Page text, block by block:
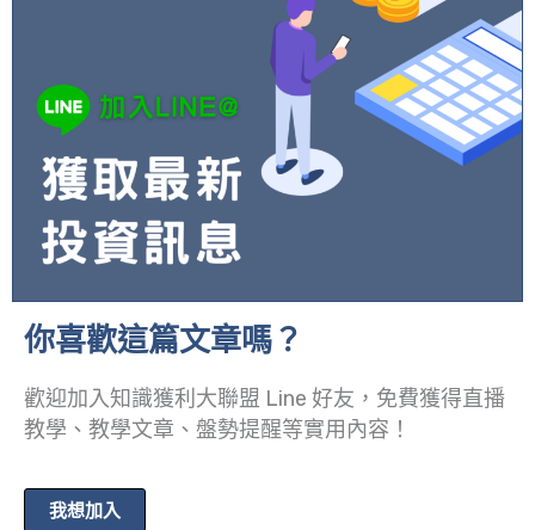
你喜歡這篇文章嗎？
歡迎加入知識獲利大聯盟 Line 好友，免費獲得直播
教學、教學文章、盤勢提醒等實用內容！
我想加入